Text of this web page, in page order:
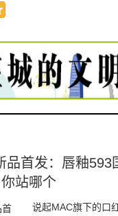
品首发：唇釉593
站哪个
说起MAC旗下的口